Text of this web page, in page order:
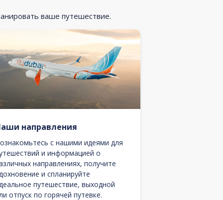
ваше путешествие.
направления
с нашими идеями для
и информацией о
направлениях, получите
и спланируйте
путешествие, выходной
отпуск по горячей путевке.